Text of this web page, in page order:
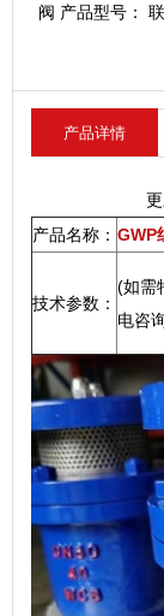
阀 产品型号：
产品详情
产品名称： GWP
技术参数：
(如需
电咨